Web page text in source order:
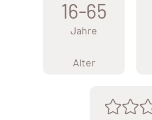
16-65
Jahre
Alter